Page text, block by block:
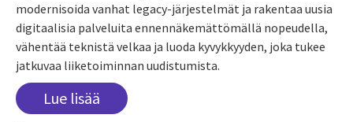
modernisoida vanhat legacy-järjestelmät ja rakentaa uusia
digitaalisia palveluita ennennäkemättömällä nopeudella,
vähentää teknistä velkaa ja luoda kyvykkyyden, joka tukee
jatkuvaa liiketoiminnan uudistumista.
Lue lisää